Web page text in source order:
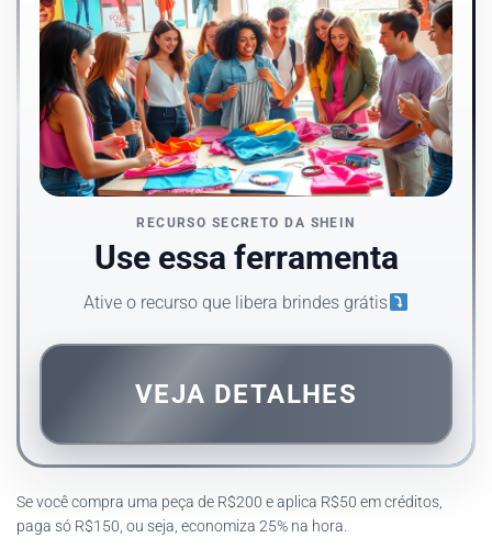
RECURSO SECRETO DA SHEIN
Use essa ferramenta
Ative o recurso que libera brindes grátis
VEJA DETALHES
Se você compra uma peça de R$200 e aplica R$50 em créditos,
paga só R$150, ou seja, economiza 25% na hora.